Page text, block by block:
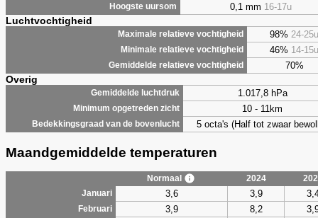
Hoogste uursom 0,1 mm 16-17u
Luchtvochtigheid
Maximale relatieve vochtigheid 98% 24-25u
Minimale relatieve vochtigheid 46% 14-15u
Gemiddelde relatieve vochtigheid 70%
Overig
Gemiddelde luchtdruk 1.017,8 hPa
Minimum opgetreden zicht 10 - 11km
Bedekkingsgraad van de bovenlucht 5 octa's (Half tot zwaar
Maandgemiddelde temperaturen
Normaal 2024
Januari
3,6 3,9
Februari 3,9 8,2